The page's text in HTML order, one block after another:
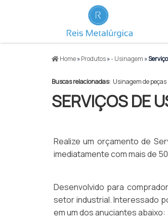
Home»Produtos»- Usinagem »
Buscas relacionadas: Usinagem de
SERVIÇOS DE
Realize um orçamento de
imediatamente com mais de
Desenvolvido para
setor industrial. Interessado
em um dos anuciantes abaixo: